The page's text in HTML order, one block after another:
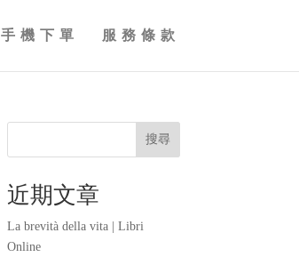
手機下單 服務條款
搜尋
近期文章
La brevità della vita | Libri
Online